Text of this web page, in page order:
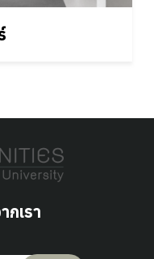
กเรา